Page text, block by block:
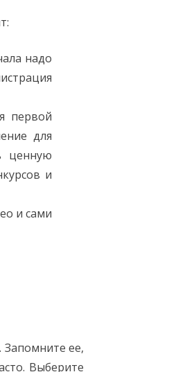
надо
первой
для
ценную
и
и сами
Запомните ее,
Выберите